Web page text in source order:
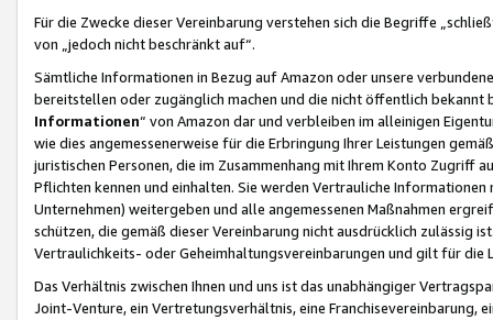
Für die Zwecke dieser Vereinbarung verstehen sich die Begriffe
von „jedoch nicht beschränkt auf“.
Sämtliche Informationen in Bezug auf Amazon oder unsere
bereitstellen oder zugänglich machen und die nicht öffentlich
Informationen“ von Amazon dar und verbleiben im alleinigen
wie dies angemessenerweise für die Erbringung Ihrer Leistungen
juristischen Personen, die im Zusammenhang mit Ihrem Konto
Pflichten kennen und einhalten. Sie werden Vertrauliche
Unternehmen) weitergeben und alle angemessenen Maßnahmen
schützen, die gemäß dieser Vereinbarung nicht ausdrücklich zulässig
Vertraulichkeits- oder Geheimhaltungsvereinbarungen und gilt für die
Das Verhältnis zwischen Ihnen und uns ist das unabhängiger
Joint-Venture, ein Vertretungsverhältnis, eine Franchisevereinbarung,